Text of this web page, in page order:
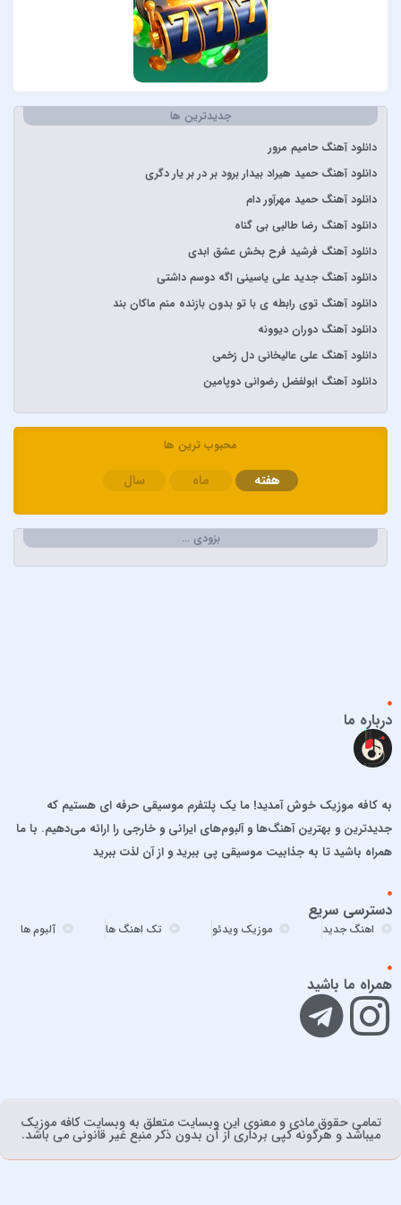
آرتا و آرون
آرتا و پارسالیپ
آرش AP
آرش و ساسی
آرمان گرشاسبی
آرمین زارعی
آرون افشار
آصف آریا
آیتوکان
آیسم
ابراهیم تاتلیسس
ابی دولابی
اپیکور و امین امینم
احسان دریادل
افشین خان
الجان
امید آمری
امید حاجیلی
امید مهداد
امیر تتلو
امیر جعفرنیا
امیر عباس
امیر عباس گلاب
امیرحسین افتخاری
امیرعلی حمیدی
جدیدترین ها
دانلود آهنگ حامیم مرور
دانلود آهنگ حمید هیراد بیدار برود بر در بر یار دگری
دانلود آهنگ حمید مهرآور دام
دانلود آهنگ رضا طالبی بی گناه
دانلود آهنگ فرشید فرح بخش عشق ابدی
دانلود آهنگ جدید علی یاسینی اگه دوسم داشتی
دانلود آهنگ توی رابطه ی با تو بدون بازنده منم ماکان بند
دانلود آهنگ دوران دیوونه
دانلود آهنگ علی عالیخانی دل زخمی
دانلود آهنگ ابولفضل رضوانی دوپامین
محبوب ترین ها
هفته ماه سال
بزودی …
درباره ما
به کافه موزیک خوش آمدید! ما یک پلتفرم موسیقی حرفه ای هستیم که
جدیدترین و بهترین آهنگ‌ها و آلبوم‌های ایرانی و خارجی را ارائه می‌دهیم. با ما
همراه باشید تا به جذابیت موسیقی پی ببرید و از آن لذت ببرید
دسترسی سریع
اهنگ جدید موزیک ویدئو تک اهنگ ها آلبوم ها
همراه ما باشید
تمامی حقوق مادی و معنوی اين وبسايت متعلق به وبسایت کافه موزیک
ميباشد و هرگونه کپی برداری از آن بدون ذکر منبع غیر قانونی می باشد.